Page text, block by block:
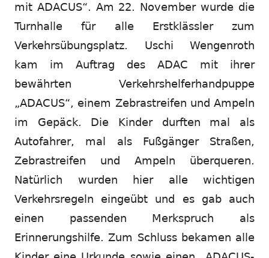
mit ADACUS“. Am 22. November wurde die
Turnhalle für alle Erstklässler zum
Verkehrsübungsplatz. Uschi Wengenroth
kam im Auftrag des ADAC mit ihrer
bewährten Verkehrshelferhandpuppe
„ADACUS“, einem Zebrastreifen und Ampeln
im Gepäck. Die Kinder durften mal als
Autofahrer, mal als Fußgänger Straßen,
Zebrastreifen und Ampeln überqueren.
Natürlich wurden hier alle wichtigen
Verkehrsregeln eingeübt und es gab auch
einen passenden Merkspruch als
Erinnerungshilfe. Zum Schluss bekamen alle